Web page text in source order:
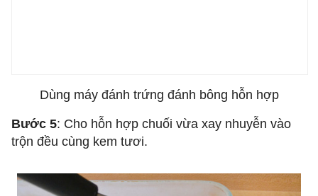
Dùng máy đánh trứng đánh bông hỗn hợp
Bước 5: Cho hỗn hợp chuối vừa xay nhuyễn vào
trộn đều cùng kem tươi.